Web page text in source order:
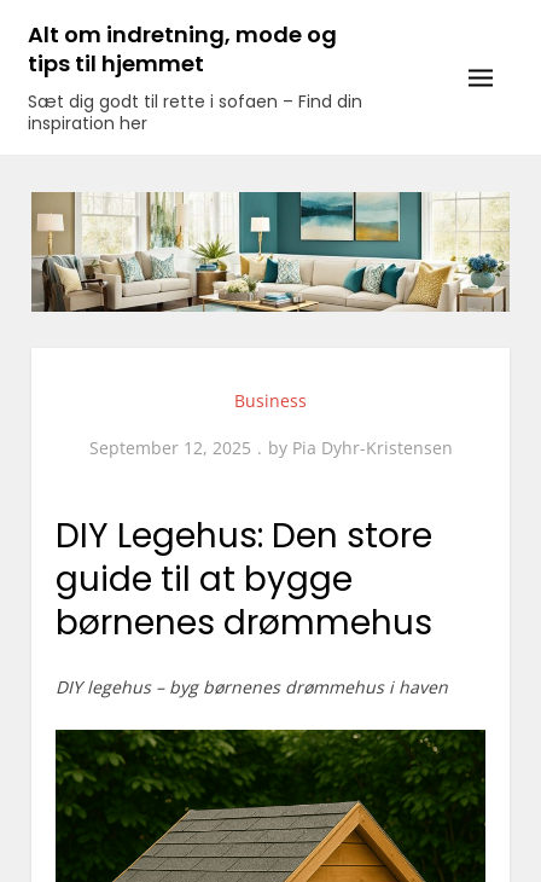
content
Alt om indretning, mode og
tips til hjemmet
Sæt dig godt til rette i sofaen – Find din
inspiration her
Business
September 12, 2025 by Pia Dyhr-Kristensen
DIY Legehus: Den store
guide til at bygge
børnenes drømmehus
DIY legehus – byg børnenes drømmehus i haven